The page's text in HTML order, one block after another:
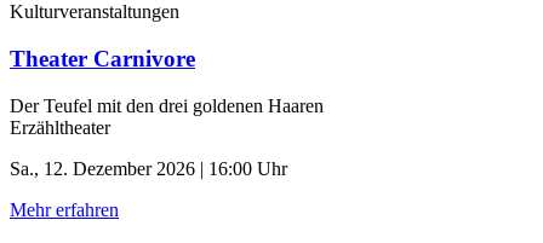
Kulturveranstaltungen
Theater Carnivore
Der Teufel mit den drei goldenen Haaren
Erzähltheater
Sa., 12. Dezember 2026 | 16:00 Uhr
Mehr erfahren